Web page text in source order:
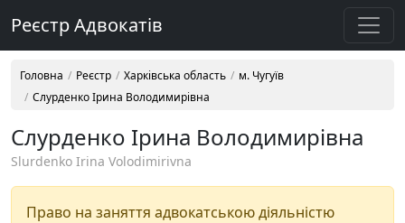
Реєстр Адвокатів
Головна Реєстр Харківська область
м. Чугуїв
Слурденко Ірина Володимирівна
Слурденко Ірина Володимирівна
Slurdenko Irina Volodimirivna
Право на заняття адвокатською діяльністю